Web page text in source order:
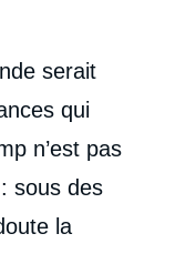
serait
qui
n’est pas
sous des
la